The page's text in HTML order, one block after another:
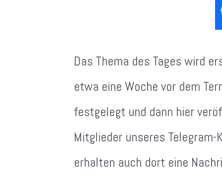
Das Thema des Tages wird
etwa eine Woche vor dem
festgelegt und dann hier
Mitglieder unseres Telegram-
erhalten auch dort eine